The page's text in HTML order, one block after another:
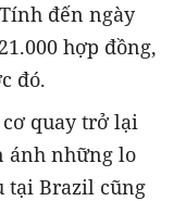
đến ngày
hợp đồng,
đó.
quay trở lại
ánh những lo
tại Brazil cũng